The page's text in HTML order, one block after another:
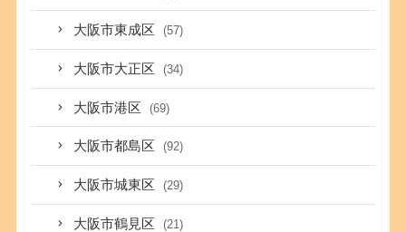
大阪市東成区 (57)
大阪市大正区 (34)
大阪市港区 (69)
大阪市都島区 (92)
大阪市城東区 (29)
大阪市鶴見区 (21)